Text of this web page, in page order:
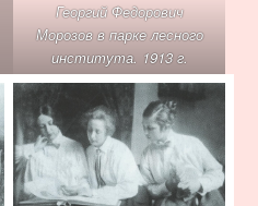
Георгий Федорович
Морозов в парке лесного
института. 1913 г.